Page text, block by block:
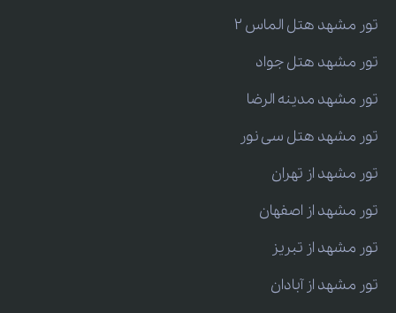
تور مشهد هتل الماس 2
تور مشهد هتل جواد
تور مشهد مدینه الرضا
تور مشهد هتل سی نور
تور مشهد از تهران
تور مشهد از اصفهان
تور مشهد از تبریز
تور مشهد از آبادان